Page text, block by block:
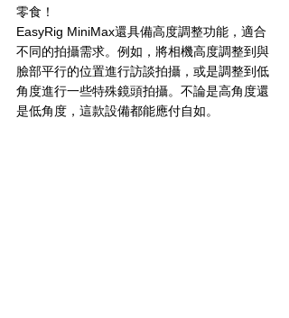
零食！
EasyRig MiniMax還具備高度調整功能，適合
不同的拍攝需求。例如，將相機高度調整到與
臉部平行的位置進行訪談拍攝，或是調整到低
角度進行一些特殊鏡頭拍攝。不論是高角度還
是低角度，這款設備都能應付自如。